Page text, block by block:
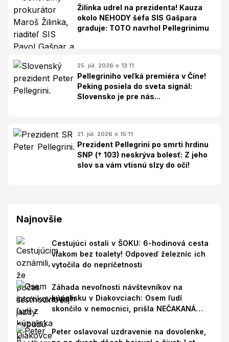
Žilinka udrel na prezidenta! Kauza
okolo NEHODY šéfa SIS Gašpara
graduje: TOTO navrhol Pellegrinimu
25. júl. 2026 o 13:11
Pellegriniho veľká premiéra v Číne!
Peking posiela do sveta signál:
Slovensko je pre nás...
21. júl. 2026 o 15:11
Prezident Pellegrini po smrti hrdinu
SNP († 103) neskrýva bolesť: Z jeho
slov sa vám vtisnú slzy do očí!
Najnovšie
Cestujúci ostali v ŠOKU: 6-hodinová cesta
vlakom bez toalety! Odpoveď železníc ich
vytočila do nepríčetnosti
Záhada nevoľnosti návštevníkov na
kúpalisku v Diakovciach: Osem ľudí
skončilo v nemocnici, prišla NEČAKANÁ
Peter oslavoval uzdravenie na dovolenke,